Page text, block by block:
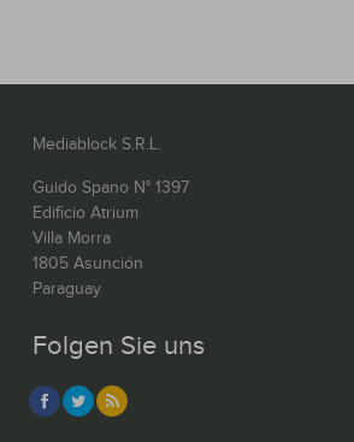
Mediablock S.R.L.
Guido Spano N° 1397
Edificio Atrium
Villa Morra
1805 Asunción
Paraguay
Folgen Sie uns